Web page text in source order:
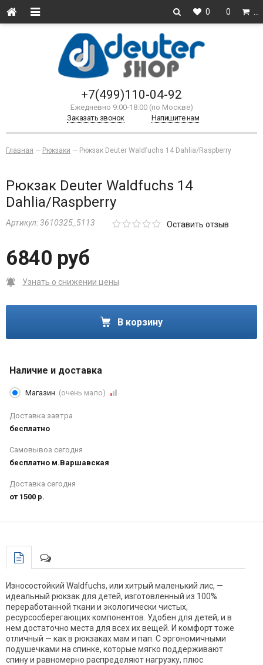
0 0
+7(499)110-04-92
Ежедневно 9:00-18:00 (по Москве)
Заказать звонок
Напишите нам
Главная — Рюкзаки — Рюкзак Deuter Waldfuchs 14 Dahlia/Raspberry
Рюкзак Deuter Waldfuchs 14
Dahlia/Raspberry
Артикул:3610325_5113 Оставить отзыв
6840 руб
Узнать о снижении цены
В корзину
Наличие и доставка
Магазин (очень мало)
Доставка завтра
бесплатно
Самовывоз сегодня
бесплатно м.Варшавская
Доставка сегодня
от 1500 р.
Износостойкий Waldfuchs, или хитрый маленький лис, —
идеальный рюкзак для детей, изготовленный из 100%
переработанной ткани и экологически чистых,
ресурсосберегающих компонентов. Удобен для детей, и в
нем достаточно места для всех их вещей. И комфорт тоже
отличный — как в рюкзаках мам и пап. С эргономичными
подушечками на спинке, которые мягко поддерживают
спину и равномерно распределяют нагрузку, плюс